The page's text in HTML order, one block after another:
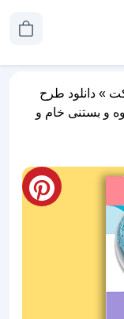
» دانلود طرح
و بستنی خام و